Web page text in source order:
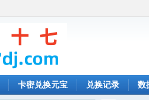
卡密兑换元宝 兑换记录 数